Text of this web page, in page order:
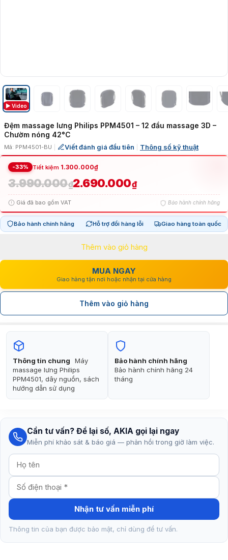
▶ Video
Đệm massage lưng Philips PPM4501 – 12 đầu massage 3D –
Chườm nóng 42°C
Mã: PPM4501-BU Viết đánh giá đầu tiên Thông số kỹ thuật
-33% Tiết kiệm 1.300.000₫
3.990.000₫
Giá
gốc
là:
3.990.000₫.
2.690.000₫
Giá
hiện
tại
2.690.000₫.
Giá đã bao gồm VAT Bảo hành chính hãng
Bảo hành chính hãng Hỗ trợ đổi hàng lỗi Giao hàng toàn quốc
Thêm vào giỏ hàng
MUA NGAY
Giao hàng tận nơi hoặc nhận tại cửa hàng
Thêm vào giỏ hàng
Thông tin chung
Máy
massage lưng Philips
PPM4501, dây nguồn, sách
hướng dẫn sử dụng
Bảo hành chính hãng
Bảo hành chính hãng 24
tháng
Cần tư vấn? Để lại số, AKIA gọi lại ngay
Miễn phí khảo sát & báo giá — phản hồi trong giờ làm việc.
Nhận tư vấn miễn phí
Thông tin của bạn được bảo mật, chỉ dùng để tư vấn.